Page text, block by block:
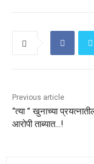
Previous article
“त्या ” खुनाच्या
आरोपी ताब्यात…!